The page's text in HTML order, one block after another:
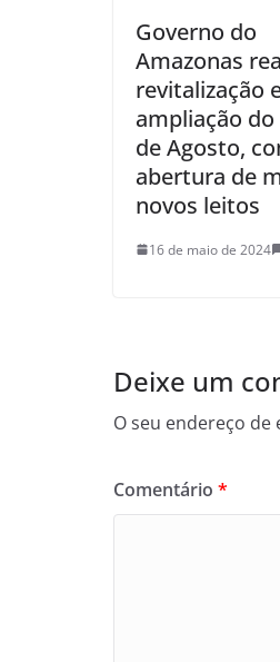
Governo do
Amazonas
revitalização
ampliação do
de Agosto,
abertura de
novos leitos
16 de maio de 2024
Deixe um
O seu endereço
Comentário *